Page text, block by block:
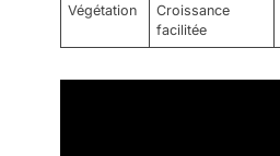
Végétation
Croissance
facilitée